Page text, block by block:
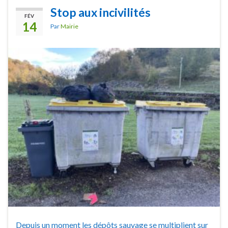
FÉV
14
Stop aux incivilités
ParMairie
Depuis un moment les dépôts sauvage se multiplient sur